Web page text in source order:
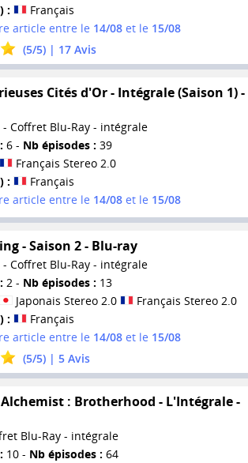
:
Français
article entre le 14/08et le 15/08
(5/5) | 17Avis
Cités d'Or - Intégrale (Saison 1) -
- Coffret Blu-Ray - intégrale
6 - Nb épisodes : 39
Français Stereo 2.0
:
Français
article entre le 14/08et le 15/08
- Saison 2 - Blu-ray
- Coffret Blu-Ray - intégrale
2 - Nb épisodes : 13
Japonais Stereo 2.0
Français Stereo 2.0
:
Français
article entre le 14/08et le 15/08
(5/5) | 5Avis
: Brotherhood - L'Intégrale -
Blu-Ray - intégrale
10 - Nb épisodes : 64